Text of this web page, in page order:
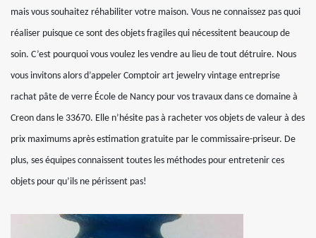
mais vous souhaitez réhabiliter votre maison. Vous ne connaissez pas quoi
réaliser puisque ce sont des objets fragiles qui nécessitent beaucoup de
soin. C’est pourquoi vous voulez les vendre au lieu de tout détruire. Nous
vous invitons alors d’appeler Comptoir art jewelry vintage entreprise
rachat pâte de verre École de Nancy pour vos travaux dans ce domaine à
Creon dans le 33670. Elle n’hésite pas à racheter vos objets de valeur à des
prix maximums après estimation gratuite par le commissaire-priseur. De
plus, ses équipes connaissent toutes les méthodes pour entretenir ces
objets pour qu’ils ne périssent pas!